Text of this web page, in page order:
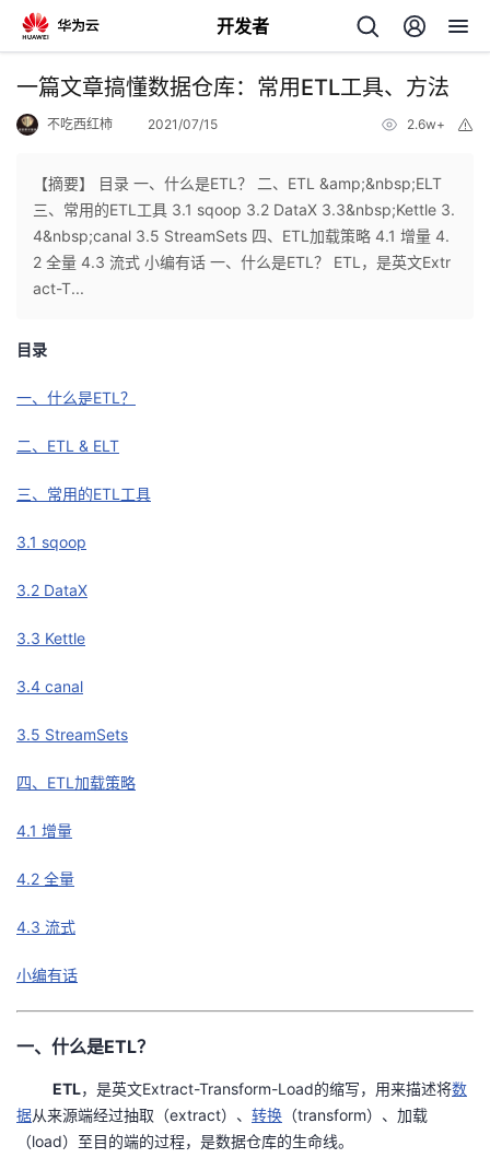
开发者
返
个
我
的
博
客
我
的
论
坛
我
的
圈
子
我
的
直
我
的
我
开
发
者
Programs
的
支
一篇文章搞懂数据仓库：常用ETL工具、方法
不吃西红柿 2021/07/15 2.6w+
【摘要】 目录 一、什么是ETL？ 二、ETL &amp;&nbsp;ELT
三、常用的ETL工具 3.1 sqoop 3.2 DataX 3.3&nbsp;Kettle 3.
4&nbsp;canal 3.5 StreamSets 四、ETL加载策略 4.1 增量 4.
2 全量 4.3 流式 小编有话 一、什么是ETL？ ETL，是英文Extr
act-T...
目录
一、什么是ETL？
二、ETL & ELT
三、常用的ETL工具
3.1 sqoop
3.2 DataX
3.3 Kettle
3.4 canal
3.5 StreamSets
四、ETL加载策略
4.1 增量
4.2 全量
4.3 流式
小编有话
一、什么是ETL？
ETL，是英文Extract-Transform-Load的缩写，用来描述将数
据从来源端经过抽取（extract）、 转换 （transform）、加载
（load）至目的端的过程，是数据仓库的生命线。